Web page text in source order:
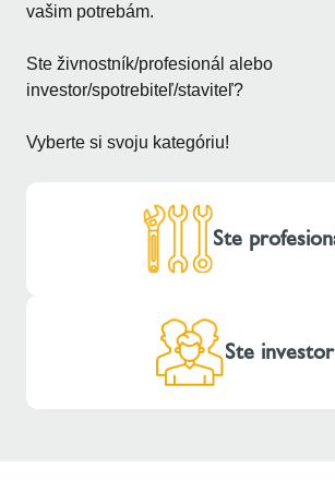
vašim potrebám.
Ste živnostník/profesionál alebo
investor/spotrebiteľ/staviteľ?
Vyberte si svoju kategóriu!
Ste
Ste investor